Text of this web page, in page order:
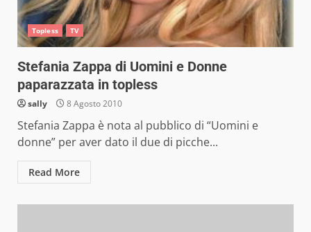
Topless TV
Stefania Zappa di Uomini e Donne
paparazzata in topless
sally 8 Agosto 2010
Stefania Zappa è nota al pubblico di “Uomini e
donne” per aver dato il due di picche...
Read More